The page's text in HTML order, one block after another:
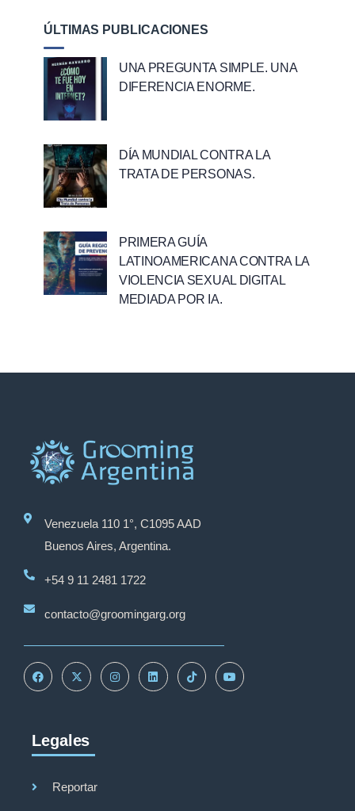
ÚLTIMAS PUBLICACIONES
UNA PREGUNTA SIMPLE. UNA
DIFERENCIA ENORME.
DÍA MUNDIAL CONTRA LA
TRATA DE PERSONAS.
PRIMERA GUÍA
LATINOAMERICANA CONTRA LA
VIOLENCIA SEXUAL DIGITAL
MEDIADA POR IA.
Venezuela 110 1°, C1095 AAD
Buenos Aires, Argentina.
+54 9 11 2481 1722
contacto@groomingarg.org
Legales
Reportar
Grooming Argentina